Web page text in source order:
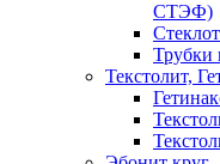
СТЭФ)
Трубки
Текстолит,